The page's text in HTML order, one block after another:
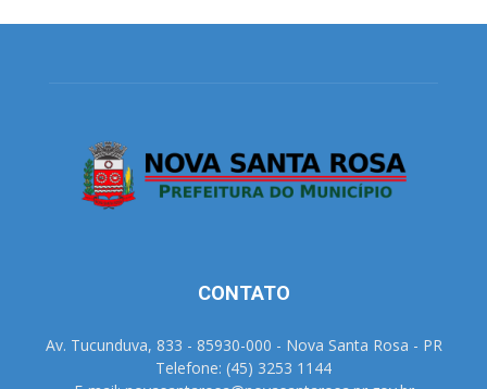
CONTATO
Av. Tucunduva, 833 - 85930-000 - Nova Santa Rosa - PR
Telefone: (45) 3253 1144